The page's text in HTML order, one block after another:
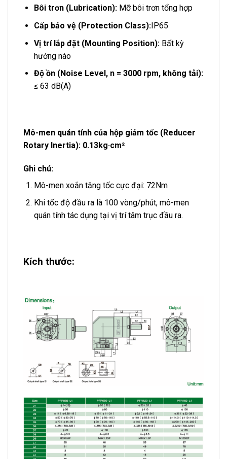
Bôi trơn (Lubrication): Mỡ bôi trơn tổng hợp
Cấp bảo vệ (Protection Class):IP65
Vị trí lắp đặt (Mounting Position): Bất kỳ
hướng nào
Độ ồn (Noise Level, n = 3000 rpm, không tải):
≤ 63 dB(A)
Mô-men quán tính của hộp giảm tốc (Reducer
Rotary Inertia): 0.13kg·cm²
Ghi chú:
Mô-men xoắn tăng tốc cực đại: 72Nm
Khi tốc độ đầu ra là 100 vòng/phút, mô-men
quán tính tác dụng tại vị trí tâm trục đầu ra.
Kích thước: